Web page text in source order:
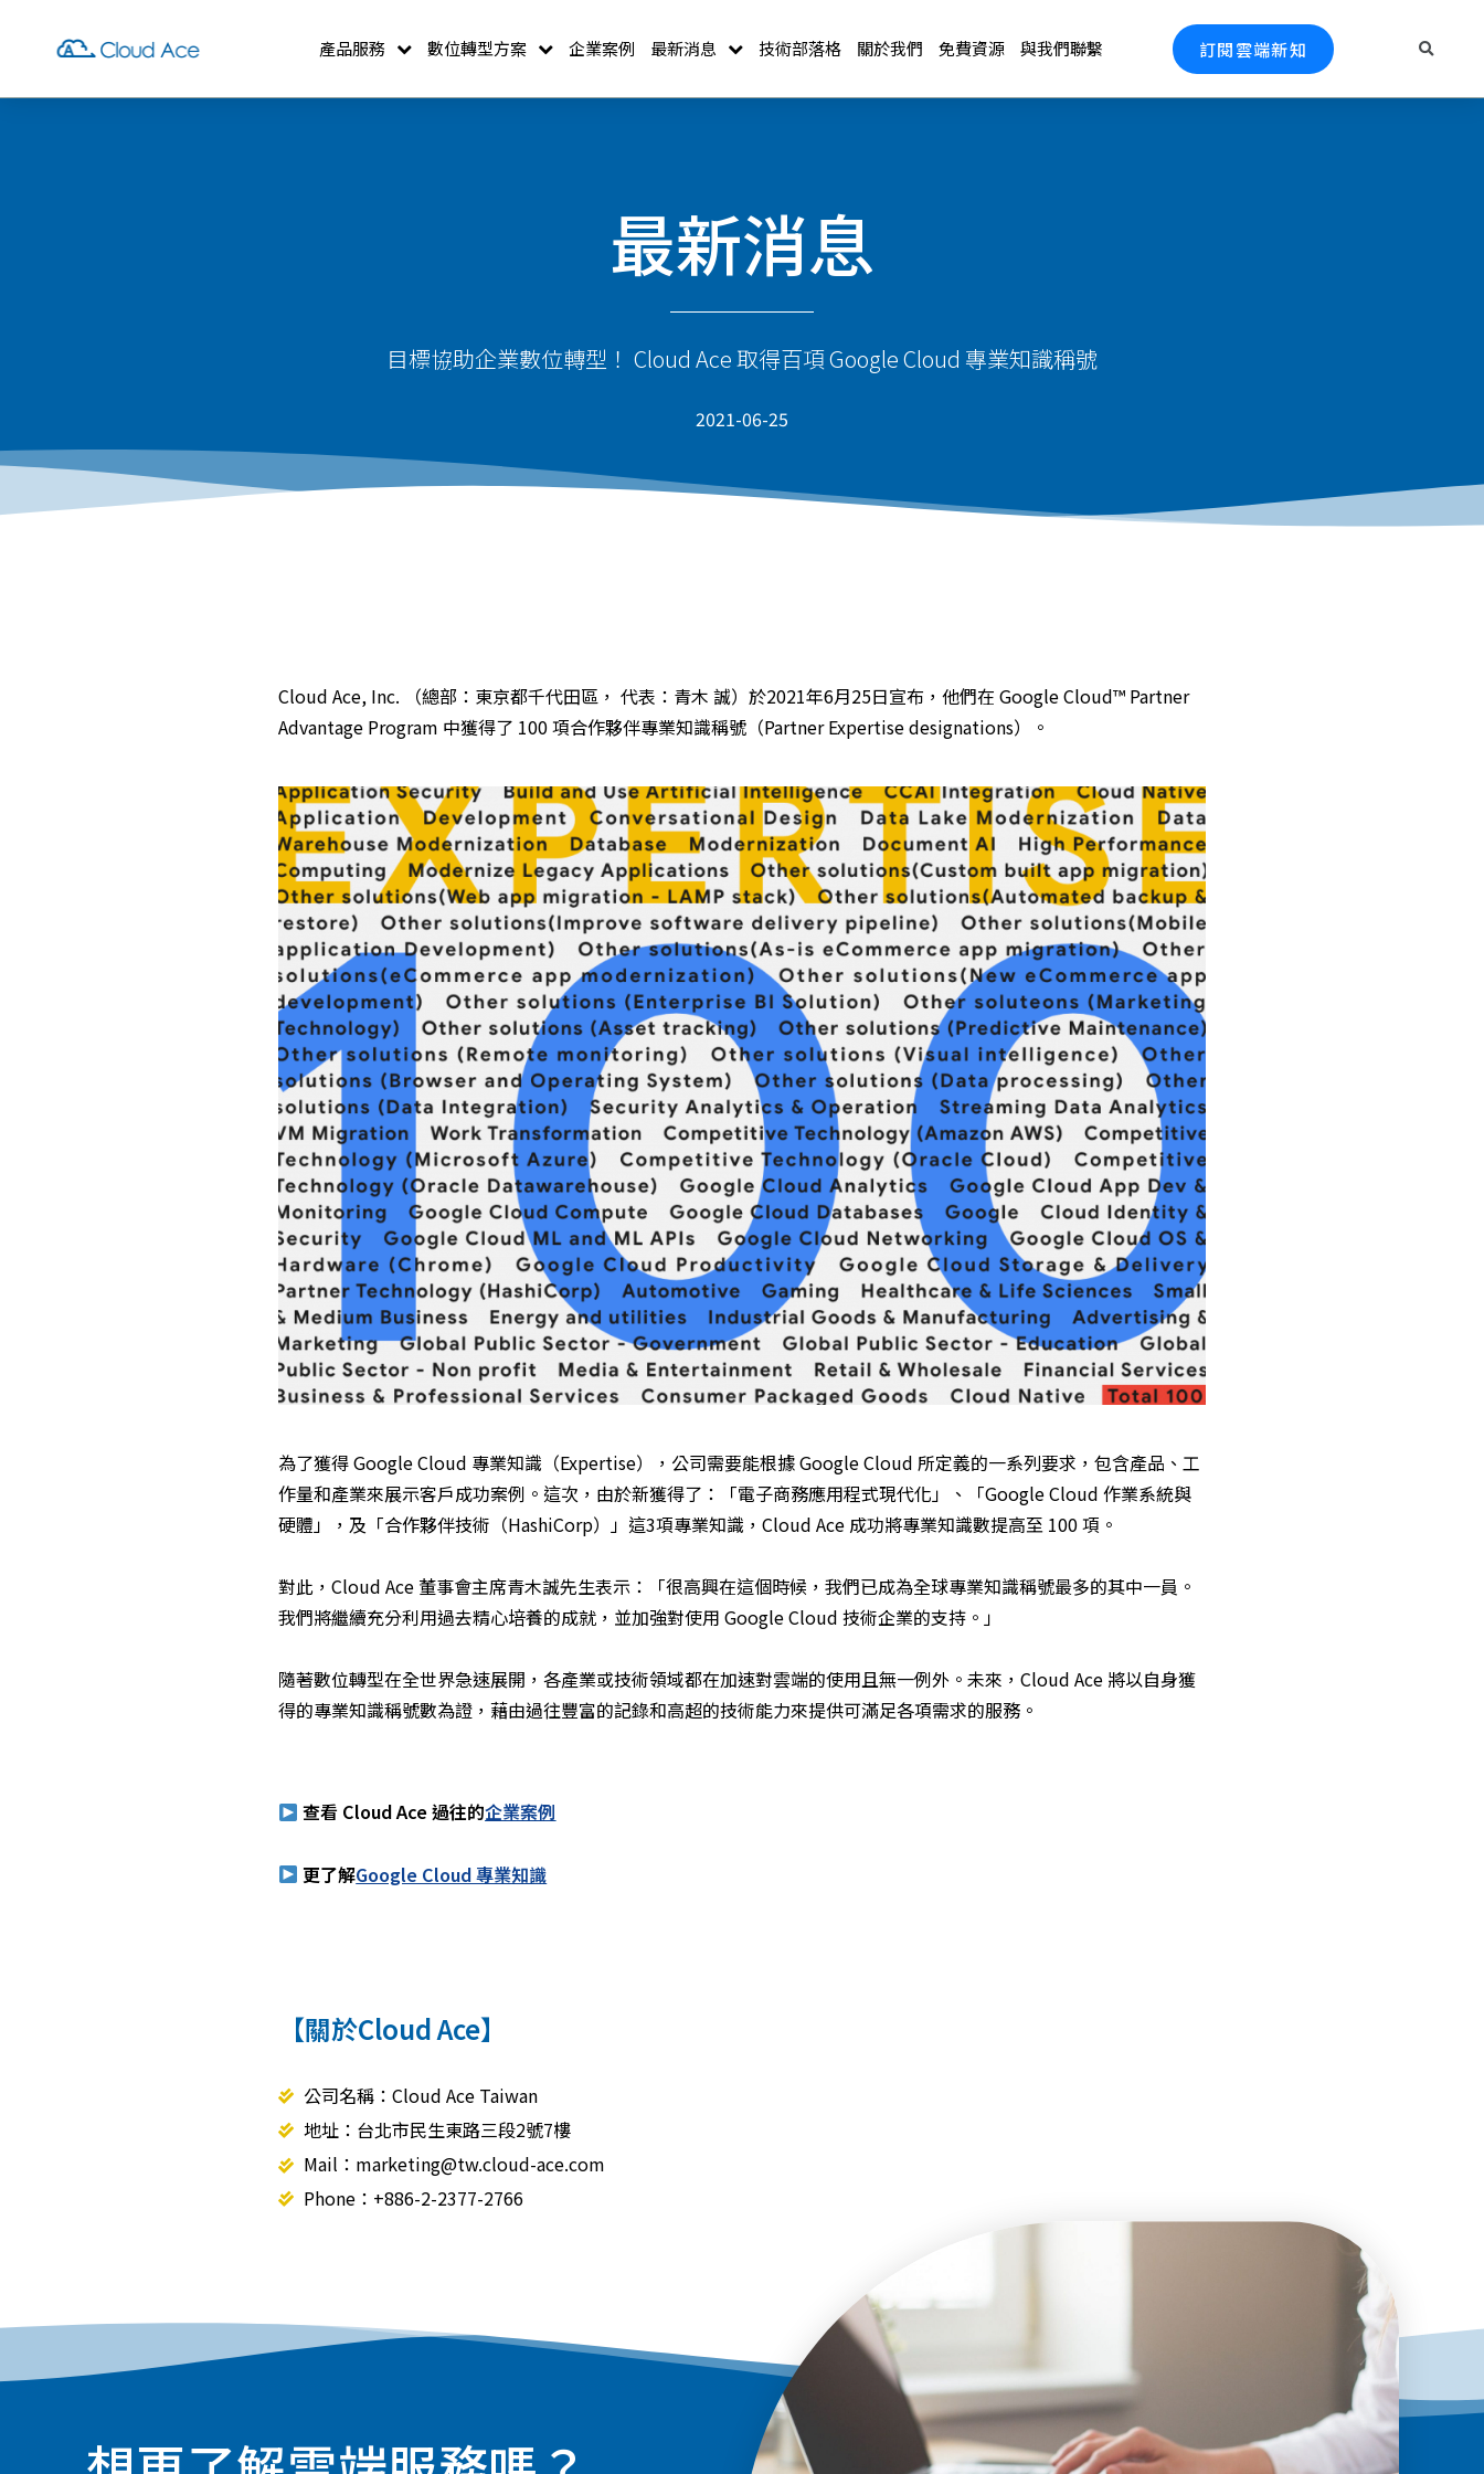
產品服務 數位轉型方案 企業案例 最新消息 技術部落格 關於我們 免費資源 與我們聯繫 訂閱雲端新知
最新消息
目標協助企業數位轉型！ Cloud Ace 取得百項 Google Cloud 專業知識稱號
2021-06-25
Cloud Ace, Inc. （總部：東京都千代田區， 代表：青木 誠）於2021年6月25日宣布，他們在 Google Cloud™ Partner
Advantage Program 中獲得了 100 項合作夥伴專業知識稱號（Partner Expertise designations）。
為了獲得 Google Cloud 專業知識（Expertise），公司需要能根據 Google Cloud 所定義的一系列要求，包含產品、工
作量和產業來展示客戶成功案例。這次，由於新獲得了：「電子商務應用程式現代化」、「Google Cloud 作業系統與
硬體」，及「合作夥伴技術（HashiCorp）」這3項專業知識，Cloud Ace 成功將專業知識數提高至 100 項。
對此，Cloud Ace 董事會主席青木誠先生表示：「很高興在這個時候，我們已成為全球專業知識稱號最多的其中一員。
我們將繼續充分利用過去精心培養的成就，並加強對使用 Google Cloud 技術企業的支持。」
隨著數位轉型在全世界急速展開，各產業或技術領域都在加速對雲端的使用且無一例外。未來，Cloud Ace 將以自身獲
得的專業知識稱號數為證，藉由過往豐富的記錄和高超的技術能力來提供可滿足各項需求的服務。
查看 Cloud Ace 過往的企業案例
更了解Google Cloud 專業知識
【關於Cloud Ace】
公司名稱：Cloud Ace Taiwan
地址：台北市民生東路三段2號7樓
Mail：marketing@tw.cloud-ace.com
Phone：+886-2-2377-2766